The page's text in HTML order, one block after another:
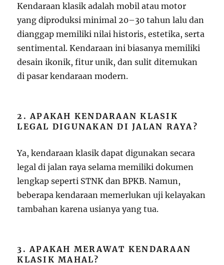
Kendaraan klasik adalah mobil atau motor
yang diproduksi minimal 20–30 tahun lalu dan
dianggap memiliki nilai historis, estetika, serta
sentimental. Kendaraan ini biasanya memiliki
desain ikonik, fitur unik, dan sulit ditemukan
di pasar kendaraan modern.
2. APAKAH KENDARAAN KLASIK
LEGAL DIGUNAKAN DI JALAN RAYA?
Ya, kendaraan klasik dapat digunakan secara
legal di jalan raya selama memiliki dokumen
lengkap seperti STNK dan BPKB. Namun,
beberapa kendaraan memerlukan uji kelayakan
tambahan karena usianya yang tua.
3. APAKAH MERAWAT KENDARAAN
KLASIK MAHAL?